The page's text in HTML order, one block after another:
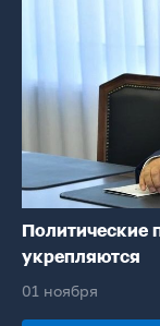
Политические
укрепляются
01 ноября